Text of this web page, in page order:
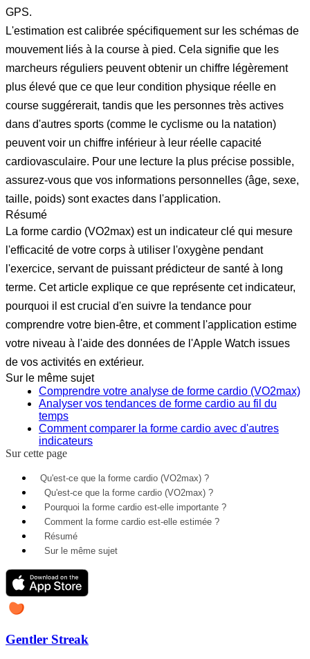
GPS.
L'estimation est calibrée spécifiquement sur les schémas de
mouvement liés à la course à pied. Cela signifie que les
marcheurs réguliers peuvent obtenir un chiffre légèrement
plus élevé que ce que leur condition physique réelle en
course suggérerait, tandis que les personnes très actives
dans d'autres sports (comme le cyclisme ou la natation)
peuvent voir un chiffre inférieur à leur réelle capacité
cardiovasculaire. Pour une lecture la plus précise possible,
assurez-vous que vos informations personnelles (âge, sexe,
taille, poids) sont exactes dans l'application.
Résumé
La forme cardio (VO2max) est un indicateur clé qui mesure
l'efficacité de votre corps à utiliser l'oxygène pendant
l'exercice, servant de puissant prédicteur de santé à long
terme. Cet article explique ce que représente cet indicateur,
pourquoi il est crucial d'en suivre la tendance pour
comprendre votre bien-être, et comment l'application estime
votre niveau à l'aide des données de l'Apple Watch issues
de vos activités en extérieur.
Sur le même sujet
Comprendre votre analyse de forme cardio (VO2max)
Analyser vos tendances de forme cardio au fil du
temps
Comment comparer la forme cardio avec d'autres
indicateurs
Sur cette page
Qu'est-ce que la forme cardio (VO2max) ?
Qu'est-ce que la forme cardio (VO2max) ?
Pourquoi la forme cardio est-elle importante ?
Comment la forme cardio est-elle estimée ?
Résumé
Sur le même sujet
Gentler Streak